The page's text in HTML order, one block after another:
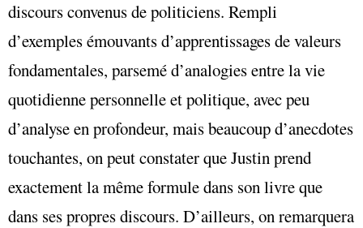
discours convenus de politiciens. Rempli
d’exemples émouvants d’apprentissages de valeurs
fondamentales, parsemé d’analogies entre la vie
quotidienne personnelle et politique, avec peu
d’analyse en profondeur, mais beaucoup d’anecdotes
touchantes, on peut constater que Justin prend
exactement la même formule dans son livre que
dans ses propres discours. D’ailleurs, on remarquera